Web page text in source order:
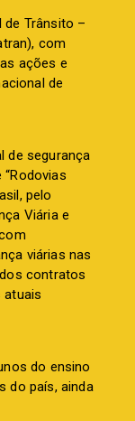
de Trânsito –
com
ações e
de
de segurança
pelo
Viária e
viárias nas
contratos
atuais
do ensino
do país, ainda